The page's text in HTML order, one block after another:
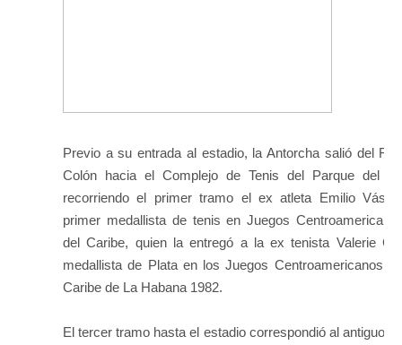
Previo a su entrada al estadio, la Antorcha salió del
Colón hacia el Complejo de Tenis del Parque del
recorriendo el primer tramo el ex atleta Emilio
primer medallista de tenis en Juegos
del Caribe, quien la entregó a la ex tenista Valerie
medallista de Plata en los Juegos Centroamericanos y
Caribe de La Habana 1982.
El tercer tramo hasta el estadio correspondió al antiguo